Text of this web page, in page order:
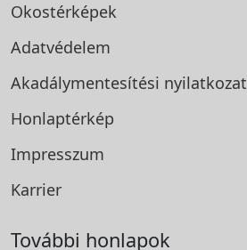
Okostérképek
Adatvédelem
Akadálymentesítési nyilatkozat
Honlaptérkép
Impresszum
Karrier
További honlapok